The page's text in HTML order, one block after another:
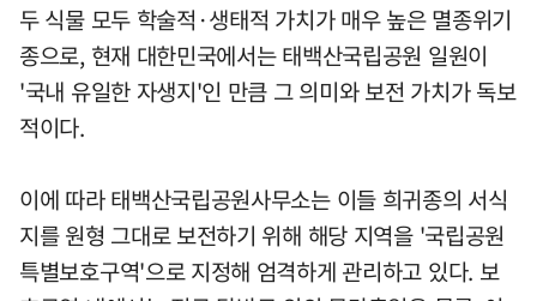
두 식물 모두 학술적·생태적 가치가 매우 높은 멸종위기
종으로, 현재 대한민국에서는 태백산국립공원 일원이
'국내 유일한 자생지'인 만큼 그 의미와 보전 가치가 독보
적이다.
이에 따라 태백산국립공원사무소는 이들 희귀종의 서식
지를 원형 그대로 보전하기 위해 해당 지역을 '국립공원
특별보호구역'으로 지정해 엄격하게 관리하고 있다. 보